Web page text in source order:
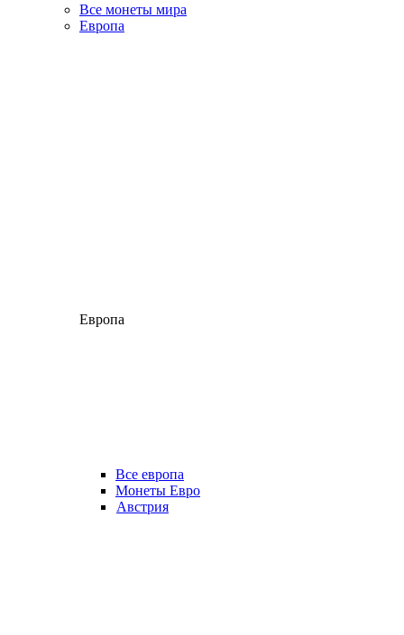
Все монеты мира
Европа
Европа
Все европа
Монеты Евро
Австрия